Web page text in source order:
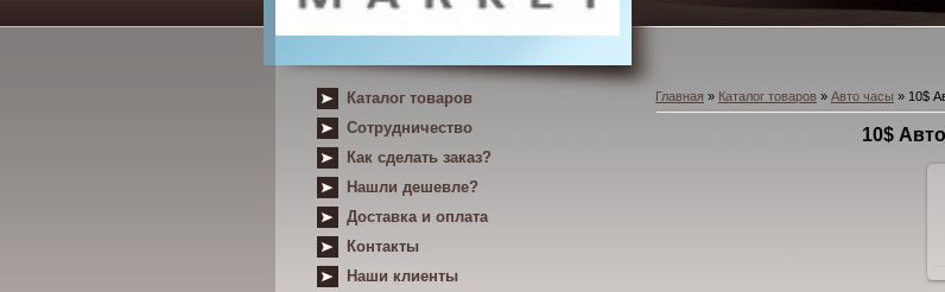
Каталог товаров
Сотрудничество
Как сделать заказ?
Нашли дешевле?
Доставка и оплата
Контакты
Наши клиенты
Главная » Каталог товаров » Авто часы » 10$
10$